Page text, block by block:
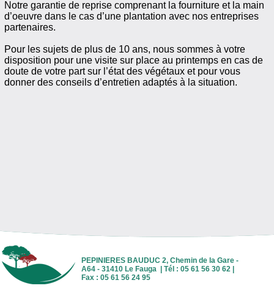
Notre garantie de reprise comprenant la fourniture et la main
d’oeuvre dans le cas d’une plantation avec nos entreprises
partenaires.
Pour les sujets de plus de 10 ans, nous sommes à votre
disposition pour une visite sur place au printemps en cas de
doute de votre part sur l’état des végétaux et pour vous
donner des conseils d’entretien adaptés à la situation.
PEPINIERES BAUDUC 2, Chemin de la Gare -
A64 - 31410 Le Fauga | Tél : 05 61 56 30 62 |
Fax : 05 61 56 24 95